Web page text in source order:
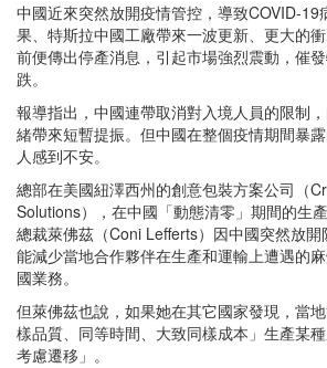
中國近來突然放開疫情管控，導致COVID-19
果、特斯拉中國工廠帶來一波更新、更大的
前便傳出停產消息，引起市場強烈震動，催
跌。
報導指出，中國連帶取消對入境人員的限制
緒帶來短暫提振。但中國在整個疫情期間暴
人感到不安。
總部在美國紐澤西州的創意包裝方案公司（
Solutions），在中國「動態清零」期間的生
總裁萊佛茲（Coni Lefferts）因中國突然放
能減少當地合作夥伴在生產和運輸上遭遇的
國業務。
但萊佛茲也說，如果她在其它國家發現，當
樣品質、同等時間、大致同樣成本」生產某
考慮遷移」。